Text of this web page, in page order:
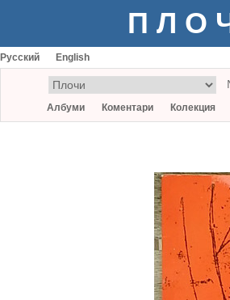
Русский English
Албуми Коментари Колекция